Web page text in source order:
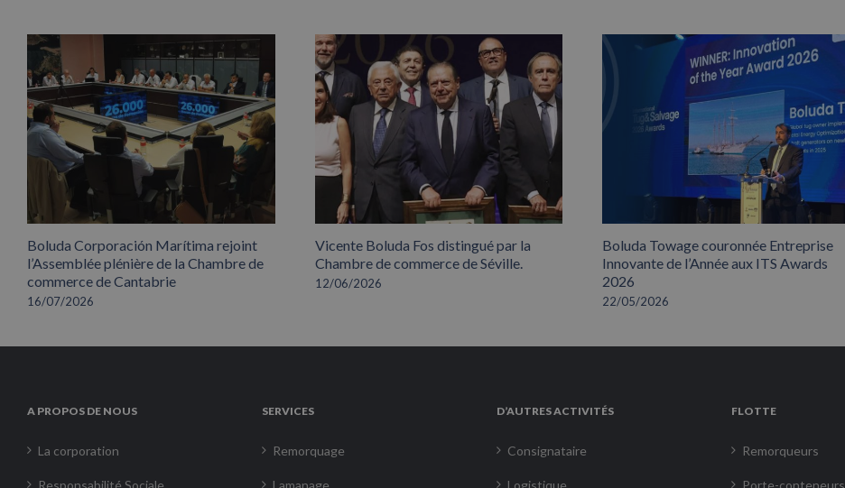
Boluda Corporación Marítima rejoint
l’Assemblée plénière de la Chambre de
commerce de Cantabrie
16/07/2026
Vicente Boluda Fos distingué par la
Chambre de commerce de Séville.
12/06/2026
Boluda Towage couronnée Entreprise
Innovante de l’Année aux ITS Awards
2026
22/05/2026
A PROPOS DE NOUS
La corporation
Responsabilité Sociale
SERVICES
Remorquage
Lamanage
D’AUTRES ACTIVITÉS
Consignataire
Logistique
FLOTTE
Remorqueurs
Porte-conteneurs